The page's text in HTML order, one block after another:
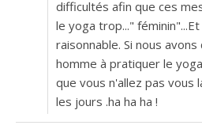
difficultés afin que ces
le yoga trop..."
raisonnable. Si nous
homme à pratiquer le
que vous n'allez pas vous
les jours .ha ha ha !